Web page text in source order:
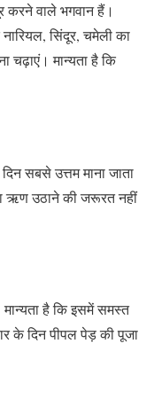
करने वाले भगवान हैं।
सिंदूर, चमेली का
चढ़ाएं। मान्यता है कि
सबसे उत्तम माना जाता
ऋण उठाने की जरूरत नहीं
मान्यता है कि इसमें समस्त
के दिन पीपल पेड़ की पूजा